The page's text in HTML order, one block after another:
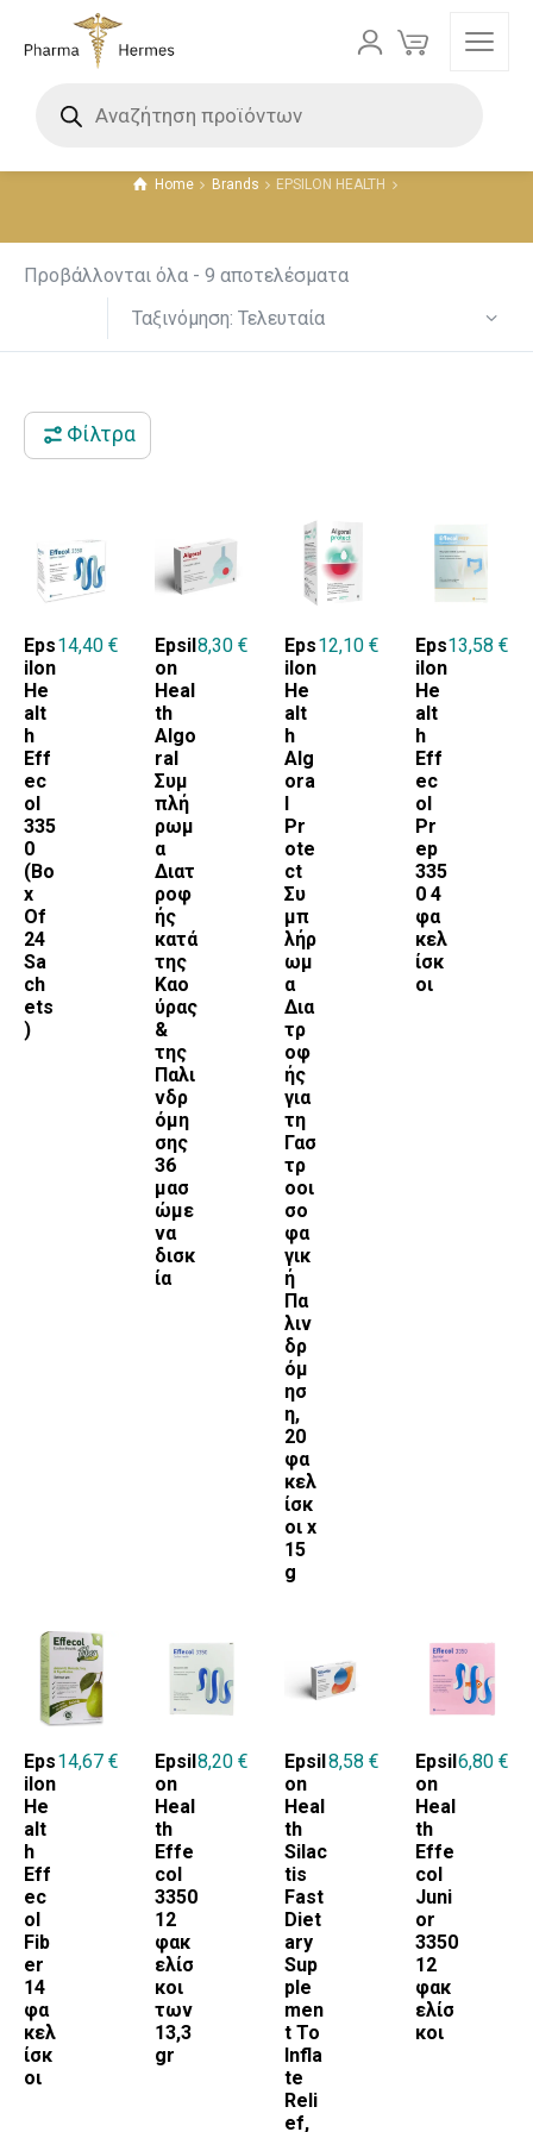
Home Brands EPSILON HEALTH
Προβάλλονται όλα - 9 αποτελέσματα
Ταξινόμηση: Τελευταία
Φίλτρα
15 €
6 8 11 13 15
Eps
ilon
He
alt
h
Eff
ec
ol
335
0
(Bo
x
Of
24
Sa
ch
ets
)
14,40 €
Epsil
on
Heal
th
Algo
ral
Συμ
πλή
ρωμ
α
Διατ
ροφ
ής
κατά
της
Καο
ύρας
&
της
Παλι
νδρ
όμη
σης
36
μασ
ώμε
να
δισκ
ία
8,30 €
Eps
ilon
He
alt
h
Alg
ora
Pr
ote
ct
Συ
μπ
λήρ
ωμ
α
Δια
τρ
οφ
ής
για
τη
Γασ
τρ
οοι
σο
φα
γικ
ή
Πα
λιν
δρ
όμ
ησ
η,
20
φα
κελ
ίσκ
οι x
15
g
12,10 €
Eps
ilon
He
alt
h
Eff
ec
ol
Pr
ep
335
0 4
φα
κελ
ίσκ
οι
13,58 €
Eps
ilon
He
alt
h
Eff
ec
ol
Fib
er
14
φα
κελ
ίσκ
οι
14,67 €
Epsil
on
Heal
th
Effe
col
3350
12
φακ
ελίσ
κοι
των
13,3
gr
8,20 €
Epsil
on
Heal
th
Silac
tis
Fast
Diet
ary
Sup
ple
men
t To
Infla
te
Reli
ef,
8,58 €
Epsil
on
Heal
th
Effe
col
Juni
or
3350
12
φακ
ελίσ
κοι
6,80 €